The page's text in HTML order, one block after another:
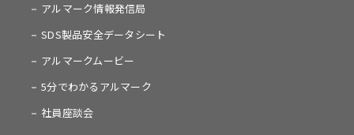
アルマーク情報発信局
SDS製品安全データシート
アルマークムービー
5分でわかるアルマーク
社員座談会